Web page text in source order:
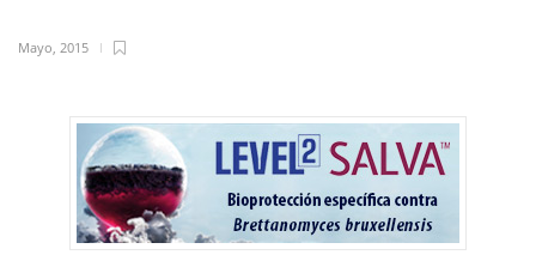
Mayo, 2015